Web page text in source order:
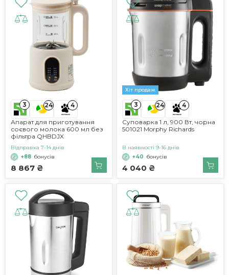
3 24 4
Апарат для приготування
соєвого молока 600 мл без
фільтра QHBDJX
8 867 ₴
Відправка 7-14 днів
+88 бонусів
Хіт продаж
3 24 4
Суповарка 1 л, 900 Вт, чорна
501021 Morphy Richards
4 040 ₴
В наявності 9-16 днів
+40 бонусів